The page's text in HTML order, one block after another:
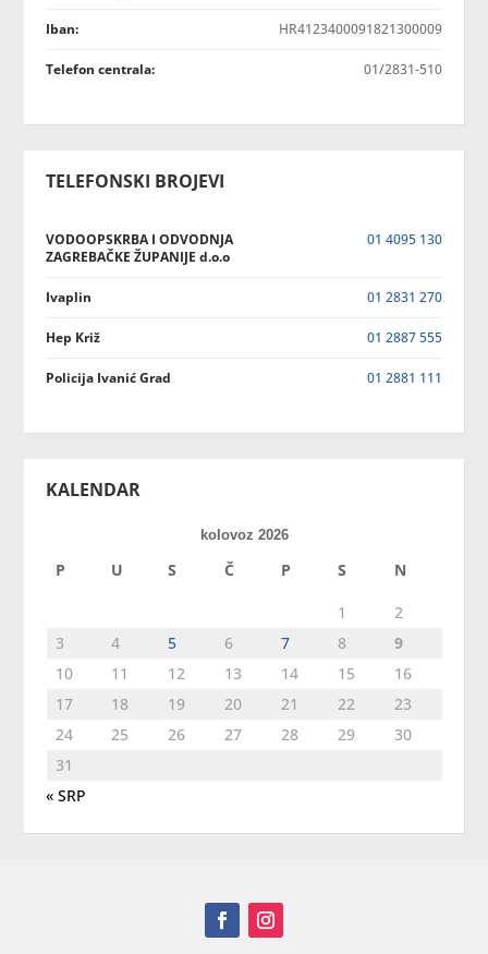
Iban: HR4123400091821300009
Telefon centrala: 01/2831-510
TELEFONSKI BROJEVI
VODOOPSKRBA I ODVODNJA
ZAGREBAČKE ŽUPANIJE d.o.o
01 4095 130
Ivaplin 01 2831 270
Hep Križ 01 2887 555
Policija Ivanić Grad 01 2881 111
KALENDAR
kolovoz 2026
P U S Č P S N
1
2
3
4 5 6 7 8
9
10
11 12 13 14 15
16
17
18 19 20 21 22
23
24
25 26 27 28 29
30
31
« SRP